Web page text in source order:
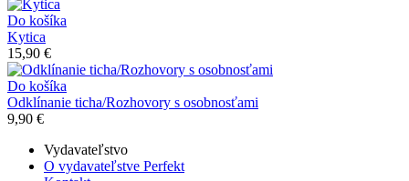
Do košíka
Kytica
15,90 €
Do košíka
Odklínanie ticha/Rozhovory s osobnosťami
9,90 €
Vydavateľstvo
O vydavateľstve Perfekt